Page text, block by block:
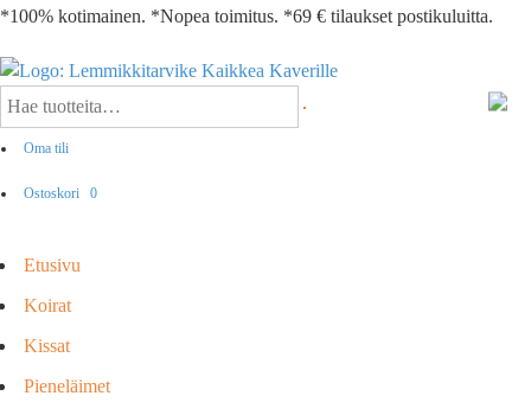
*100% kotimainen. *Nopea toimitus. *69 € tilaukset postikuluitta.
Oma tili
Ostoskori 0
Etusivu
Koirat
Kissat
Pieneläimet